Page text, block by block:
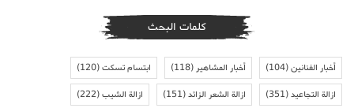
كلمات البحث
أخبار الفنانين(104) أخبار المشاهير(118) ابتسام تسكت(120)
ازالة التجاعيد(351) ازالة الشعر الزائد(151) ازالة الشيب(222)